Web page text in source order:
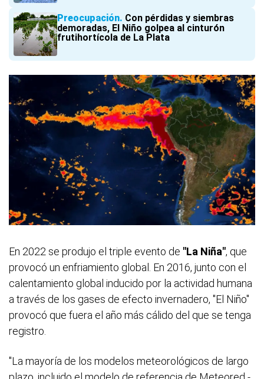
Preocupación Con pérdidas y siembras
demoradas, El Niño golpea al cinturón
frutihortícola de La Plata
En 2022 se produjo el triple evento de "La Niña", que
provocó un enfriamiento global. En 2016, junto con el
calentamiento global inducido por la actividad humana
a través de los gases de efecto invernadero, "El Niño"
provocó que fuera el año más cálido del que se tenga
registro.
"La mayoría de los modelos meteorológicos de largo